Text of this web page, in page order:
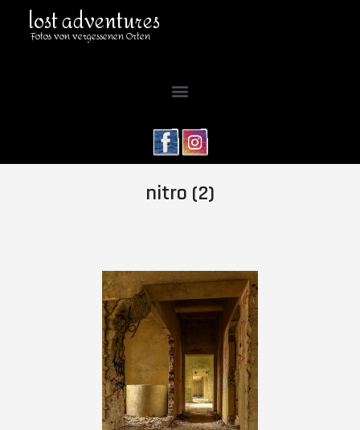
lost adventures
Fotos von vergessenen Orten
nitro (2)